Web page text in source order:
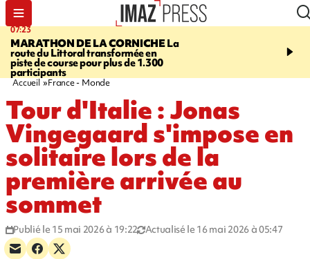
07:23
MARATHON DE LA CORNICHELa
route du Littoral transformée en
piste de course pour plus de 1.300
participants
08:37
braderie de l'océan
Accueil France - Monde
Tour d'Italie : Jonas
Vingegaard s'impose en
solitaire lors de la
première arrivée au
sommet
Publié le 15 mai 2026 à 19:22 Actualisé le 16 mai 2026 à 05:47